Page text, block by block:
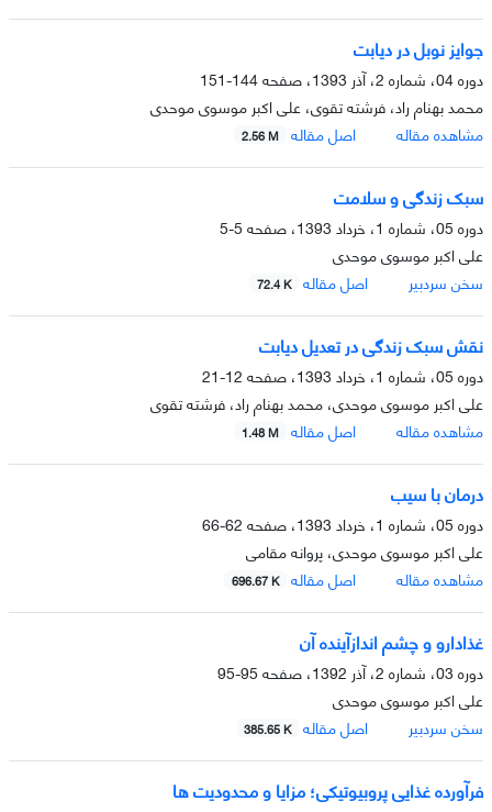
جوایز نوبل در دیابت
دوره 04، شماره 2، آذر 1393، صفحه
144-151
محمد بهنام راد، فرشته تقوی، علی اکبر موسوی موحدی
مشاهده مقاله
اصل مقاله 2.56 M
سبک زندگی و سلامت
دوره 05، شماره 1، خرداد 1393، صفحه
5-5
علی اکبر موسوی موحدی
سخن سردبیر
اصل مقاله 72.4 K
نقش سبک زندگی در تعدیل دیابت
دوره 05، شماره 1، خرداد 1393، صفحه
12-21
علی اکبر موسوی موحدی، محمد بهنام راد، فرشته تقوی
مشاهده مقاله
اصل مقاله 1.48 M
درمان با سیب
دوره 05، شماره 1، خرداد 1393، صفحه
62-66
علی اکبر موسوی موحدی، پروانه مقامی
مشاهده مقاله
اصل مقاله 696.67 K
غذادارو و چشم اندازآینده آن
دوره 03، شماره 2، آذر 1392، صفحه
95-95
علی اکبر موسوی موحدی
سخن سردبیر
اصل مقاله 385.65 K
فرآورده غذایی پروبیوتیکی؛ مزایا و محدودیت ها